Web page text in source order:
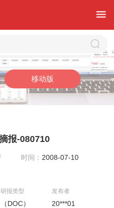
报-080710
时间： 2008-07-10
研报类型
（DOC）
发布者
20***01